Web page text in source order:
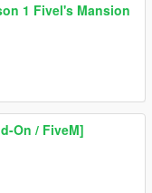
1 Fivel's Mansion
On / FiveM]